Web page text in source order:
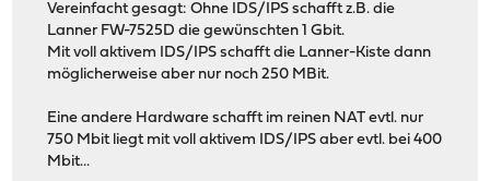
Vereinfacht gesagt: Ohne IDS/IPS schafft z.B. die
Lanner FW-7525D die gewünschten 1 Gbit.
Mit voll aktivem IDS/IPS schafft die Lanner-Kiste dann
möglicherweise aber nur noch 250 MBit.
Eine andere Hardware schafft im reinen NAT evtl. nur
750 Mbit liegt mit voll aktivem IDS/IPS aber evtl. bei 400
Mbit...